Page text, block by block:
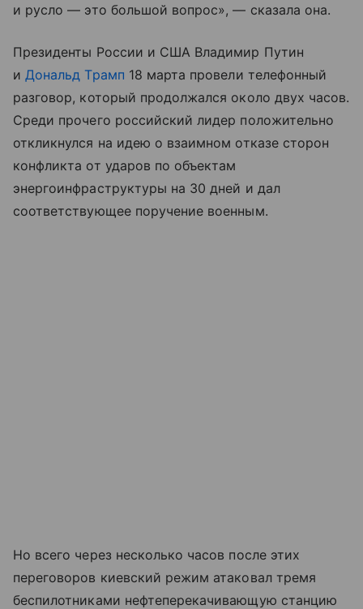
и русло — это большой вопрос», — сказала она.
Президенты России и США Владимир Путин
и Дональд Трамп 18 марта провели телефонный
разговор, который продолжался около двух часов.
Среди прочего российский лидер положительно
откликнулся на идею о взаимном отказе сторон
конфликта от ударов по объектам
энергоинфраструктуры на 30 дней и дал
соответствующее поручение военным.
Но всего через несколько часов после этих
переговоров киевский режим атаковал тремя
беспилотниками нефтеперекачивающую станцию